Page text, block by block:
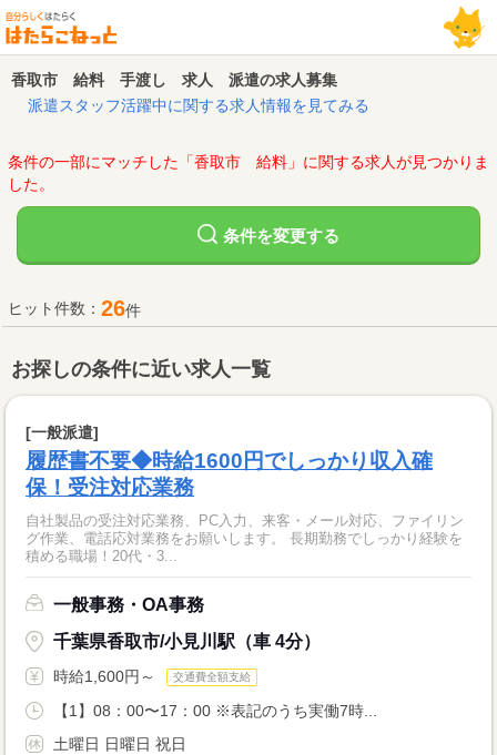
香取市 給料 手渡し 求人 派遣の求人募集
派遣スタッフ活躍中に関する求人情報を見てみる
条件の一部にマッチした「香取市 給料」に関する求人が見つかりま
した。
条件を変更する
ヒット件数： 26件
お探しの条件に近い求人一覧
[一般派遣]
履歴書不要◆時給1600円でしっかり収入確
保！受注対応業務
自社製品の受注対応業務、PC入力、来客・メール対応、ファイリン
グ作業、電話応対業務をお願いします。 長期勤務でしっかり経験を
積める職場！20代・3...
一般事務・OA事務
千葉県香取市/小見川駅（車 4分）
時給1,600円～ 交通費全額支給
【1】08：00〜17：00 ※表記のうち実働7時...
土曜日 日曜日 祝日